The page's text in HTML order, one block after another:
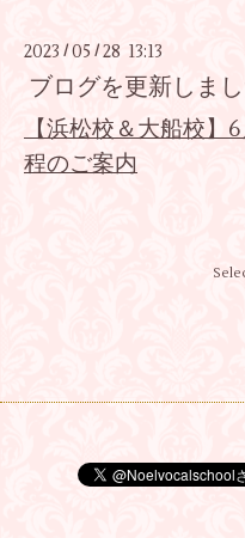
2023 /05 / 28 13:13
ブログを更新しま
【浜松校＆大船校】
程のご案内